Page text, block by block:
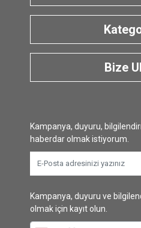
Bize
Kampanya, duyuru,
haberdar olmak istiyorum.
Kampanya, duyuru ve
olmak için kayıt olun.